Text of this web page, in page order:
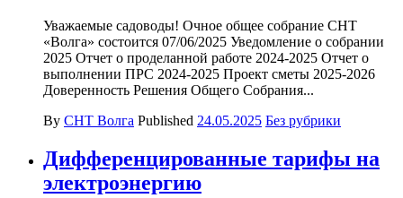
Уважаемые садоводы! Очное общее собрание СНТ
«Волга» состоится 07/06/2025 Уведомление о собрании
2025 Отчет о проделанной работе 2024-2025 Отчет о
выполнении ПРС 2024-2025 Проект сметы 2025-2026
Доверенность Решения Общего Собрания...
By СНТ Волга Published 24.05.2025 Без рубрики
Дифференцированные тарифы на
электроэнергию